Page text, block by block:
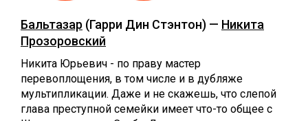
Бальтазар (Гарри Дин Стэнтон) — Никита
Прозоровский
Никита Юрьевич - по праву мастер
перевоплощения, в том числе и в дубляже
мультипликации. Даже и не скажешь, что слепой
глава преступной семейки имеет что-то общее с